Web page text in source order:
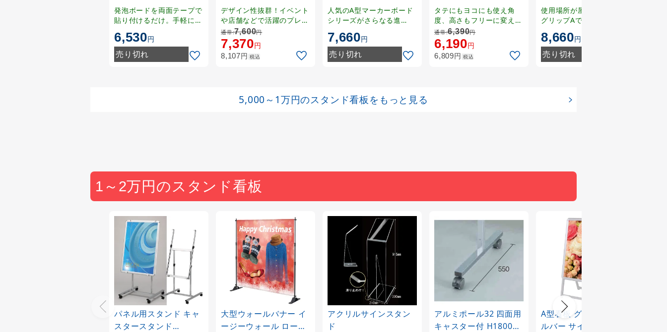
(58986***)
発泡ボードを両面テープで
貼り付けるだけ。手軽にサ
いただけます。
6,530円
売り切れ
デザイン性抜群！イベント
や店舗などで活躍のプレー
ト型屋外サイン。屋内用と
しても人気！
通常:7,600円
7,370円
8,107円 税込
ラウン (42992***)
人気のA型マーカーボード
シリーズがさらなる進
7,660円
売り切れ
(30786***)
タテにもヨコにも使え角
度、高さもフリーに変えら
れる。
通常:6,390円
6,190円
6,809円 税込
A1 屋内用 仕様:片面
(56980A1S)
使用場所が屋内ならスリム
グリップAで決まり！屋内
です。
8,660円
売り切れ
5,000～1万円のスタンド看板をもっと見る
1～2万円のスタンド看板
パネル用スタンド キャ
スタースタンド
大型ウォールバナー イ
ージーウォール ローコ
アクリルサインスタン
ド
アルミポール32 四面用
キャスター付 H1800用
A型看板 グリップA シ
ルバー サイズ:B2片面